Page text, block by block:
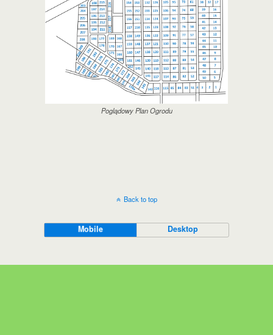
Poglądowy Plan Ogrodu
Back to top
Mobile Desktop